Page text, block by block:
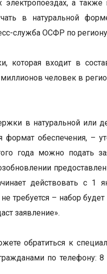
а
в натуральной
служба ОСФР по
которая входит в
человек в
в натуральной или
формат обеспечения, –
года можно подать
действовать с 1
требуется – набор
заявление».
обратиться к
по телефону: 8